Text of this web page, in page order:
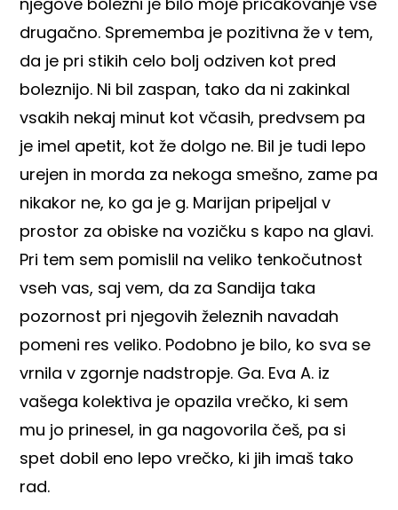
drugačno. Sprememba je pozitivna že v tem,
da je pri stikih celo bolj odziven kot pred
boleznijo. Ni bil zaspan, tako da ni zakinkal
vsakih nekaj minut kot včasih, predvsem pa
je imel apetit, kot že dolgo ne. Bil je tudi lepo
urejen in morda za nekoga smešno, zame pa
nikakor ne, ko ga je g. Marijan pripeljal v
prostor za obiske na vozičku s kapo na glavi.
Pri tem sem pomislil na veliko tenkočutnost
vseh vas, saj vem, da za Sandija taka
pozornost pri njegovih železnih navadah
pomeni res veliko. Podobno je bilo, ko sva se
vrnila v zgornje nadstropje. Ga. Eva A. iz
vašega kolektiva je opazila vrečko, ki sem
mu jo prinesel, in ga nagovorila češ, pa si
spet dobil eno lepo vrečko, ki jih imaš tako
rad.